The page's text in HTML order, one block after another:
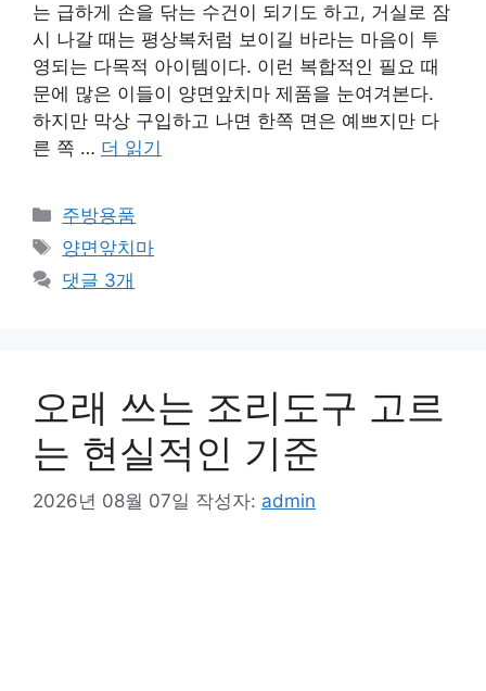
는 급하게 손을 닦는 수건이 되기도 하고, 거실로 잠
시 나갈 때는 평상복처럼 보이길 바라는 마음이 투
영되는 다목적 아이템이다. 이런 복합적인 필요 때
문에 많은 이들이 양면앞치마 제품을 눈여겨본다.
하지만 막상 구입하고 나면 한쪽 면은 예쁘지만 다
른 쪽 … 더 읽기
카
테
리
주방용품
태
그
양면앞치마
댓글 3개
오래 쓰는 조리도구 고르
는 현실적인 기준
2026년 08월 07일 작성자: admin